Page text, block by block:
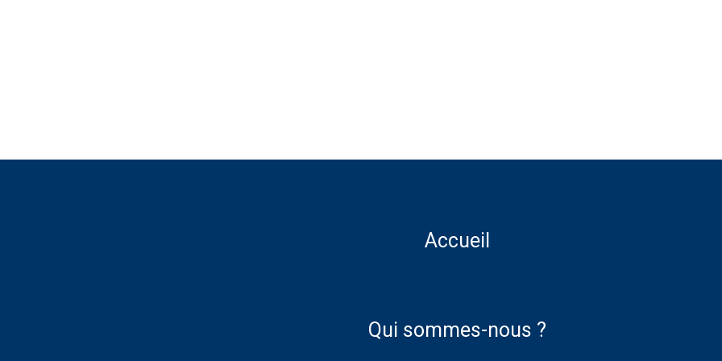
Accueil
Qui sommes-nous ?